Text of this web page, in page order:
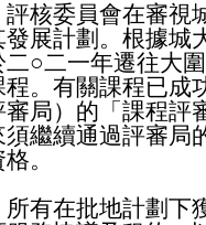
委員會在審視城
發展計劃。根據城
二○二一年遷往大
程。有關課程已成
審局）的「課程
須繼續通過評審局
。
在批地計劃下獲